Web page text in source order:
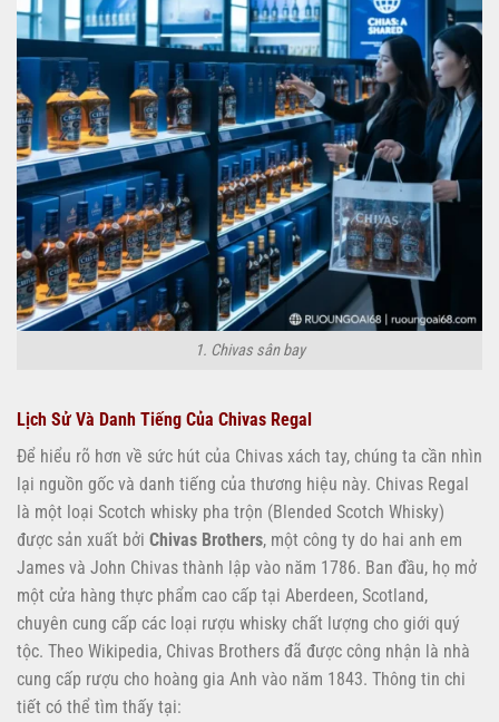
1. Chivas sân bay
Lịch Sử Và Danh Tiếng Của Chivas Regal
Để hiểu rõ hơn về sức hút của Chivas xách tay, chúng ta cần nhìn
lại nguồn gốc và danh tiếng của thương hiệu này. Chivas Regal
là một loại Scotch whisky pha trộn (Blended Scotch Whisky)
được sản xuất bởi Chivas Brothers, một công ty do hai anh em
James và John Chivas thành lập vào năm 1786. Ban đầu, họ mở
một cửa hàng thực phẩm cao cấp tại Aberdeen, Scotland,
chuyên cung cấp các loại rượu whisky chất lượng cho giới quý
tộc. Theo Wikipedia, Chivas Brothers đã được công nhận là nhà
cung cấp rượu cho hoàng gia Anh vào năm 1843. Thông tin chi
tiết có thể tìm thấy tại: